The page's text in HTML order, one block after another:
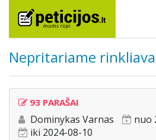
Nepritariame
93 PARAŠAI
Dominykas Varnas
nuo
iki 2024-08-10